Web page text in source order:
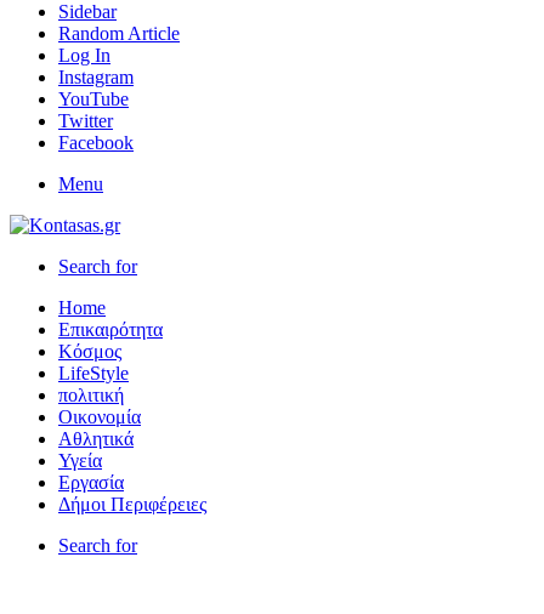
Sidebar
Random Article
Log In
Instagram
YouTube
Twitter
Facebook
Menu
Search for
Home
Επικαιρότητα
Κόσμος
LifeStyle
πολιτική
Οικονομία
Αθλητικά
Υγεία
Εργασία
Δήμοι Περιφέρειες
Search for